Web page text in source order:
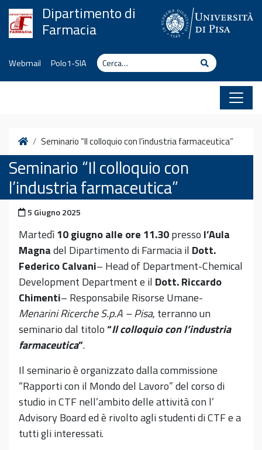
Vai al contenutoDipartimento di
Farmacia
Webmail Polo1-SIA Cerca Cerca
HomeSeminario “Il colloquio con l’industria farmaceutica”
Seminario “Il colloquio con
l’industria farmaceutica”
Pubblicato il
5 Giugno 2025
Martedì10 giugnoalle ore 11.30presso l’Aula
Magnadel Dipartimento di Farmacia il Dott.
Federico Calvani– Head of Department-Chemical
Development Department e il Dott. Riccardo
Chimenti– Responsabile Risorse Umane-
Menarini Ricerche S.p.A – Pisa, terranno un
seminario dal titolo“Il colloquio con l’industria
farmaceutica”.
Il seminario è organizzato dalla commissione
“Rapporti con il Mondo del Lavoro” del corso di
studio in CTF nell’ambito delle attività con l’
Advisory Board ed è rivolto agli studenti di CTF e a
tutti gli interessati.